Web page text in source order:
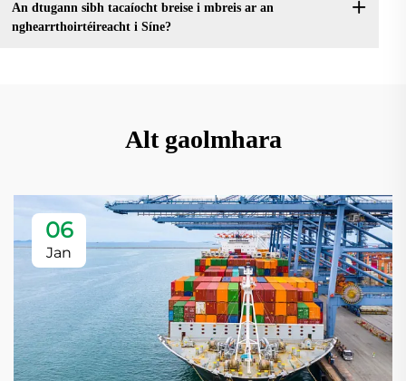
An dtugann sibh tacaíocht breise i mbreis ar an
nghearrthoirtéireacht i Síne?
Alt gaolmhara
06
Jan